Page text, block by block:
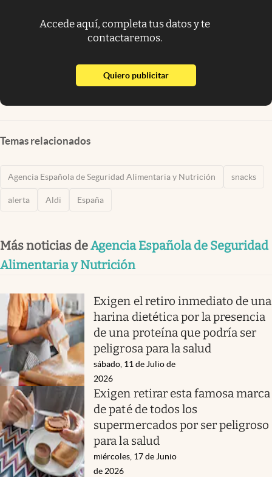
Accede aquí, completa tus datos y te
contactaremos.
Quiero publicitarabre en nueva pestaña
Temas relacionados
Agencia Española de Seguridad Alimentaria y Nutrición snacks
alerta Aldi España
Más noticias deAgencia Española de Seguridad
Alimentaria y Nutrición
Exigen el retiro inmediato de una
harina dietética por la presencia
de una proteína que podría ser
peligrosa para la salud
sábado, 11 de Julio de
2026
Exigen retirar esta famosa marca
de paté de todos los
supermercados por ser peligroso
para la salud
miércoles, 17 de Junio
de 2026